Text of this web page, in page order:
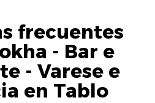
frecuentes
- Bar e
- Varese e
en Tablo